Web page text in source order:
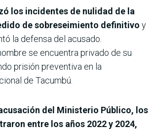
los incidentes de nulidad de la
de sobreseimiento definitivo y
la defensa del acusado.
se encuentra privado de su
prisión preventiva en la
de Tacumbú.
del Ministerio Público, los
entre los años 2022 y 2024,